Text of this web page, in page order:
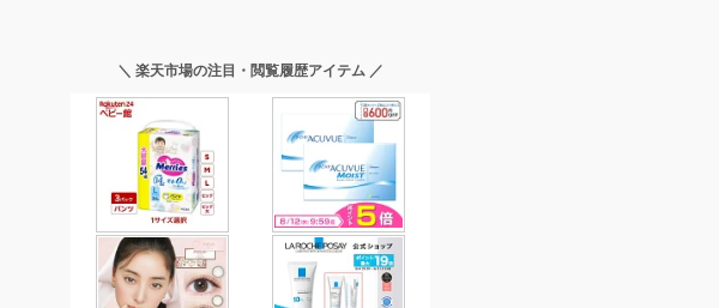
＼ 楽天市場の注目・閲覧履歴アイテム ／